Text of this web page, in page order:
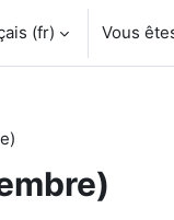
‎(fr)‎ Vous